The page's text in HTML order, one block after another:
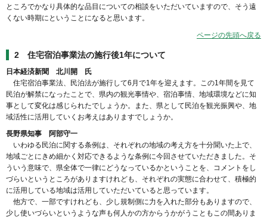
ところでかなり具体的な品目についての相談をいただいていますので、そう遠
くない時期にということになると思います。
ページの先頭へ戻る
2 住宅宿泊事業法の施行後1年について
日本経済新聞 北川開 氏
住宅宿泊事業法、民泊法が施行して6月で1年を迎えます。この1年間を見て
民泊が解禁になったことで、県内の観光事情や、宿泊事情、地域環境などに知
事として変化は感じられたでしょうか。また、県として民泊を観光振興や、地
域活性に活用していくお考えはありますでしょうか。
長野県知事 阿部守一
いわゆる民泊に関する条例は、それぞれの地域の考え方を十分聞いた上で、
地域ごとにきめ細かく対応できるような条例に今回させていただきました。そ
ういう意味で、県全体で一律にどうなっているかということを、コメントをし
づらいというところがありますけれども、それぞれの実態に合わせて、積極的
に活用している地域は活用していただいていると思っています。
他方で、一部ですけれども、少し規制側に力を入れた部分もありますので、
少し使いづらいというような声も何人かの方からうかがうこともこの間ありま